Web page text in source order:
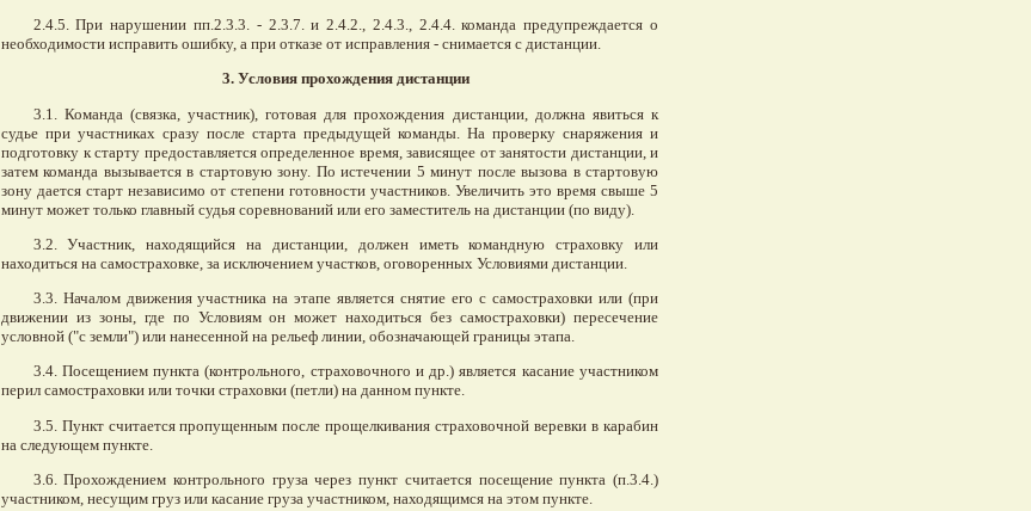
2.4.5. При нарушении пп.2.3.3. - 2.3.7. и 2.4.2., 2.4.3., 2.4.4. команда предупреждается о
необходимости исправить ошибку, а при отказе от исправления - снимается с дистанции.
3. Условия прохождения дистанции
3.1. Команда (связка, участник), готовая для прохождения дистанции, должна явиться к
судье при участниках сразу после старта предыдущей команды. На проверку снаряжения и
подготовку к старту предоставляется определенное время, зависящее от занятости дистанции, и
затем команда вызывается в стартовую зону. По истечении 5 минут после вызова в стартовую
зону дается старт независимо от степени готовности участников. Увеличить это время свыше 5
минут может только главный судья соревнований или его заместитель на дистанции (по виду).
3.2. Участник, находящийся на дистанции, должен иметь командную страховку или
находиться на самостраховке, за исключением участков, оговоренных Условиями дистанции.
3.3. Началом движения участника на этапе является снятие его с самостраховки или (при
движении из зоны, где по Условиям он может находиться без самостраховки) пересечение
условной ("с земли") или нанесенной на рельеф линии, обозначающей границы этапа.
3.4. Посещением пункта (контрольного, страховочного и др.) является касание участником
перил самостраховки или точки страховки (петли) на данном пункте.
3.5. Пункт считается пропущенным после прощелкивания страховочной веревки в карабин
на следующем пункте.
3.6. Прохождением контрольного груза через пункт считается посещение пункта (п.3.4.)
участником, несущим груз или касание груза участником, находящимся на этом пункте.